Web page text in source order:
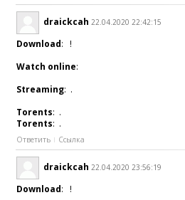
draickcah 22.04.2020 22:42:15
Download: !
Watch online:
Streaming: .
Torents: .
Torents: .
Ответить Ссылка
draickcah 22.04.2020 23:56:19
Download: !